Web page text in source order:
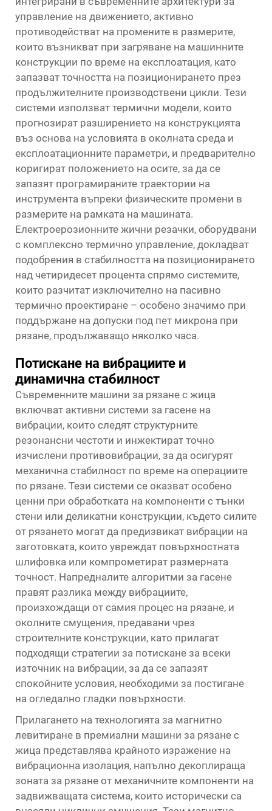
управление на движението, активно
противодействат на промените в размерите,
които възникват при загряване на машинните
конструкции по време на експлоатация, като
запазват точността на позиционирането през
продължителните производствени цикли. Тези
системи използват термични модели, които
прогнозират разширението на конструкцията
въз основа на условията в околната среда и
експлоатационните параметри, и предварително
коригират положението на осите, за да се
запазят програмираните траектории на
инструмента въпреки физическите промени в
размерите на рамката на машината.
Електроерозионните жични резачки, оборудвани
с комплексно термично управление, докладват
подобрения в стабилността на позиционирането
над четиридесет процента спрямо системите,
които разчитат изключително на пасивно
термично проектиране – особено значимо при
поддържане на допуски под пет микрона при
рязане, продължаващо няколко часа.
Потискане на вибрациите и
динамична стабилност
Съвременните машини за рязане с жица
включват активни системи за гасене на
вибрации, които следят структурните
резонансни честоти и инжектират точно
изчислени противовибрации, за да осигурят
механична стабилност по време на операциите
по рязане. Тези системи се оказват особено
ценни при обработката на компоненти с тънки
стени или деликатни конструкции, където силите
от рязането могат да предизвикат вибрации на
заготовката, които увреждат повърхностната
шлифовка или компрометират размерната
точност. Напредналите алгоритми за гасене
правят разлика между вибрациите,
произхождащи от самия процес на рязане, и
околните смущения, предавани чрез
строителните конструкции, като прилагат
подходящи стратегии за потискане за всеки
източник на вибрации, за да се запазят
спокойните условия, необходими за постигане
на огледално гладки повърхности.
Прилагането на технологията за магнитно
левитиране в премиални машини за рязане с
жица представлява крайното изражение на
вибрационна изолация, напълно декоплираща
зоната за рязане от механичните компоненти на
задвижващата система, които исторически са